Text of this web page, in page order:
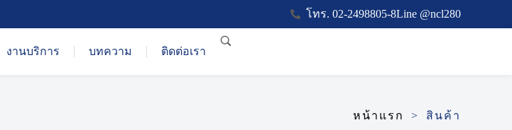
โทร. 02-2498805-8Line @ncl280
งานบริการ บทความ ติดต่อเรา
หน้าแรก > สินค้า